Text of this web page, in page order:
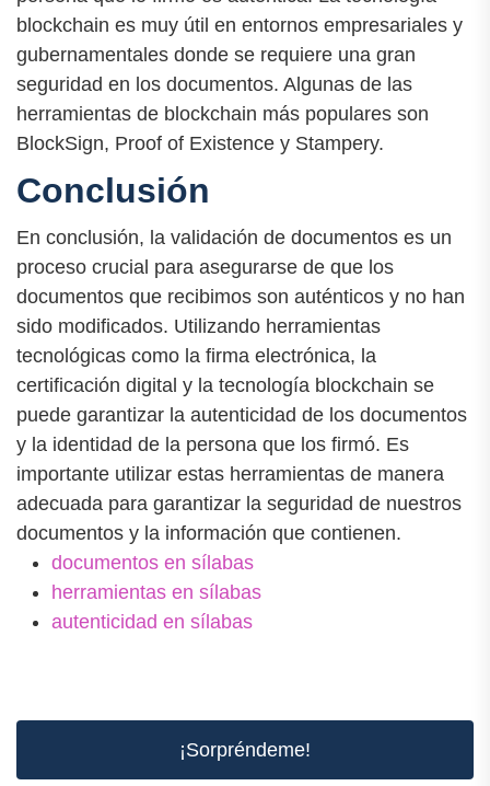
blockchain es muy útil en entornos empresariales y
gubernamentales donde se requiere una gran
seguridad en los documentos. Algunas de las
herramientas de blockchain más populares son
BlockSign, Proof of Existence y Stampery.
Conclusión
En conclusión, la validación de documentos es un
proceso crucial para asegurarse de que los
documentos que recibimos son auténticos y no han
sido modificados. Utilizando herramientas
tecnológicas como la firma electrónica, la
certificación digital y la tecnología blockchain se
puede garantizar la autenticidad de los documentos
y la identidad de la persona que los firmó. Es
importante utilizar estas herramientas de manera
adecuada para garantizar la seguridad de nuestros
documentos y la información que contienen.
documentos en sílabas
herramientas en sílabas
autenticidad en sílabas
¡Sorpréndeme!